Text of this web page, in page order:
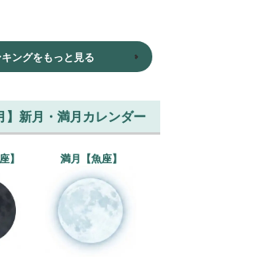
ングをもっと見る
】新月・満月カレンダー
】 満月【魚座】